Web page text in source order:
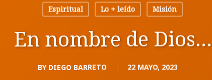
Espiritual Lo + leído Misión
En nombre de Dios…
BY DIEGO BARRETO 22 MAYO, 2023